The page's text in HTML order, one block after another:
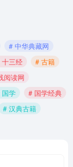
# 中华典藏网
十三经
# 古籍
阅读网
国学
# 国学经典
# 汉典古籍